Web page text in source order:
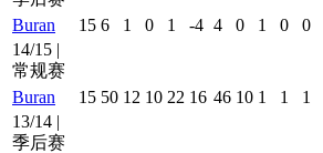
Buran
15 6 1 0 1 -4 4 0 1 0 0
14/15 |
常规赛
Buran
15 50 12 10 22 16 46 10 1 1 1
13/14 |
季后赛